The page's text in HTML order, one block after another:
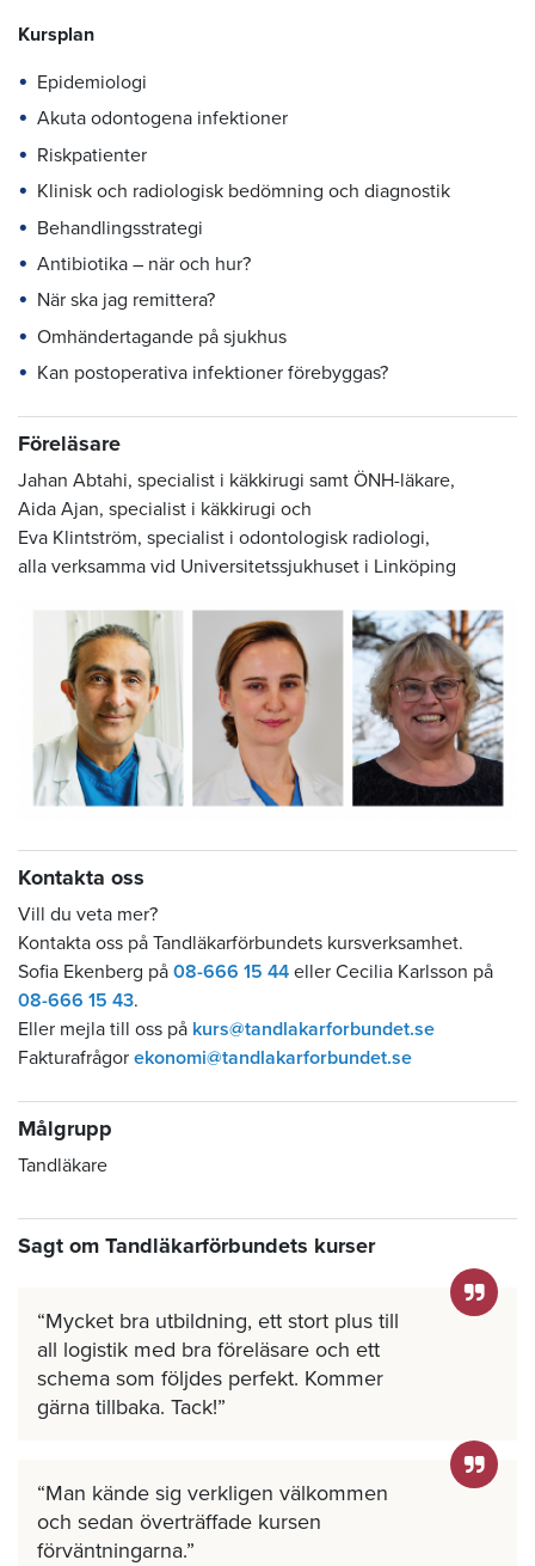
Kursplan
Epidemiologi
Akuta odontogena infektioner
Riskpatienter
Klinisk och radiologisk bedömning och diagnostik
Behandlingsstrategi
Antibiotika – när och hur?
När ska jag remittera?
Omhändertagande på sjukhus
Kan postoperativa infektioner förebyggas?
Föreläsare
Jahan Abtahi, specialist i käkkirugi samt ÖNH-läkare,
Aida Ajan, specialist i käkkirugi och
Eva Klintström, specialist i odontologisk radiologi,
alla verksamma vid Universitetssjukhuset i Linköping
Kontakta oss
Vill du veta mer?
Kontakta oss på Tandläkarförbundets kursverksamhet.
Sofia Ekenberg på 08-666 15 44 eller Cecilia Karlsson på
08-666 15 43.
Eller mejla till oss på kurs@tandlakarforbundet.se
Fakturafrågor ekonomi@tandlakarforbundet.se
Målgrupp
Tandläkare
Sagt om Tandläkarförbundets kurser
Mycket bra utbildning, ett stort plus till
all logistik med bra föreläsare och ett
schema som följdes perfekt. Kommer
gärna tillbaka. Tack!
Man kände sig verkligen välkommen
och sedan överträffade kursen
förväntningarna.